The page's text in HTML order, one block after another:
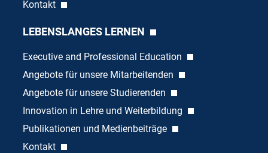
Kontakt
LEBENSLANGES LERNEN
Executive and Professional Education
Angebote für unsere Mitarbeitenden
Angebote für unsere Studierenden
Innovation in Lehre und Weiterbildung
Publikationen und Medienbeiträge
Kontakt